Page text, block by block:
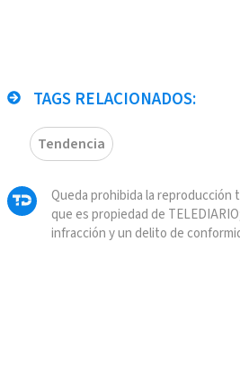
TAGS RELACIONADOS:
Tendencia
Queda prohibida la reproducción
que es propiedad de
infracción y un delito de